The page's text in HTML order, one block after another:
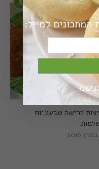
5
כרישה טבעוניות
המתכונים למייל: